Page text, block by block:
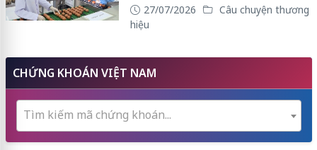
27/07/2026
Câu chuyện thương
hiệu
CHỨNG KHOÁN VIỆT NAM
Tìm kiếm mã chứng khoán...